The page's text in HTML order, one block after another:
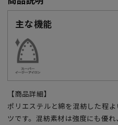
主な機能
【商品詳細】
ポリエステルと綿を混紡した程
ツです。混紡素材は強度にも優